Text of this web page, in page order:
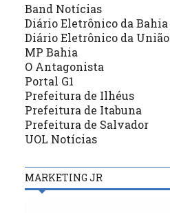
Band Notícias
Diário Eletrônico da Bahia
Diário Eletrônico da União
MP Bahia
O Antagonista
Portal G1
Prefeitura de Ilhéus
Prefeitura de Itabuna
Prefeitura de Salvador
UOL Notícias
MARKETING JR